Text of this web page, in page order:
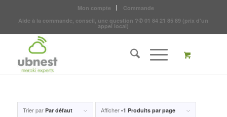
Mon compte
Commande
Aide à la commande, conseil, une question ?✆ 01 84 21 85 89 (prix d'un
appel local)
Trier par Par défaut Afficher -1 Produits par page